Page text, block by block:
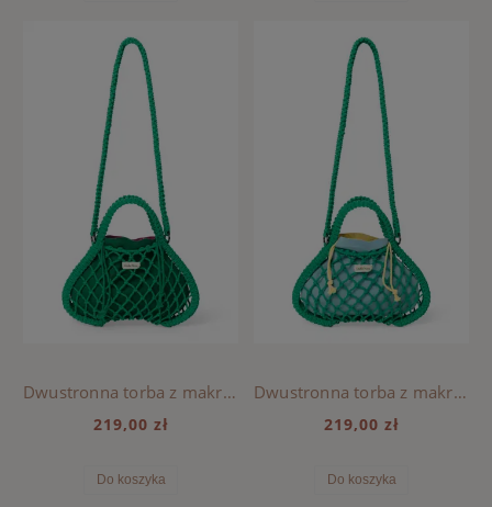
Dwustronna torba z makramy Mini Green, Studio Noos - Purple-Green
219,00 zł
Do koszyka
Dwustronna torba z makramy Mini Green, Studio Noos - Blue-Yellow
219,00 zł
Do koszyka